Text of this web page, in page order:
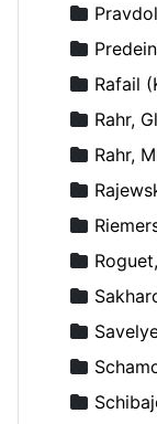
Rafail
Rahr,
Rahr,